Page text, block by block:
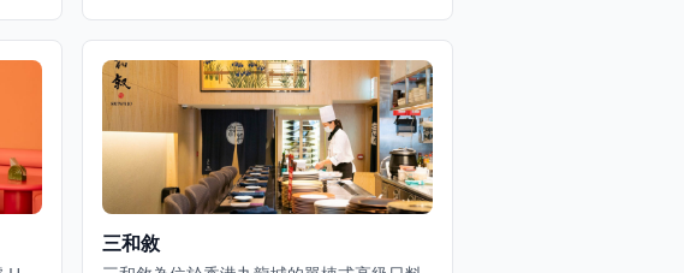
營，提供香港最好的小食和海鮮飯。餐廳週
一至週日提供午餐和晚餐服務，午餐時間為
下午12時至4時，晚餐時間為下午6時至午夜
12時。餐廳的小食選擇豐富，從經典的西班
牙小食到創新的現代演繹，每一道都經過精
心製作。海鮮飯是餐廳的招牌菜，選用優質
海鮮和米飯，經過傳統方法烹調，呈現最地
班牙海灘酒吧的輕鬆氛圍與現代設計的優
三和敘